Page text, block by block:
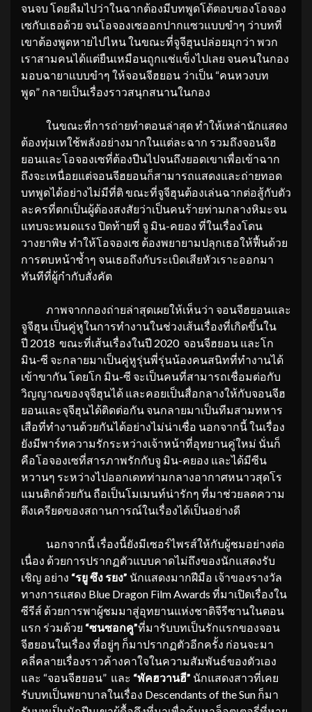
จนจบ โดยลืมไปว่าในฉากต้องมีบทพูดโต้ตอบของโอจอง
เซกับเธอด้วย จนโอจองเซออกปากแซวแบบขำๆ ว่าบทที่
เขาต้องพูดหายไปไหน ในขณะที่จูจีฮุนปล่อยมุกว่า พวก
เราสามคนได้แต่ยืนเหมือนถูกแช่แข็งไปเลย จนคนในกอง
มอบฉายาแบบขำๆ ให้จอนจีฮยอน ว่าเป็น “คนหวงบท
พูด” กลายเป็นเรื่องราวสนุกสนานในกอง
ในขณะที่การถ่ายทำตอนล่าสุด ทำให้เหล่านักแสดง
ต้องทุ่มเทใช้พลังอย่างมากในแต่ละฉาก รวมถึงจอนจีฮ
ยอนและโอจองเซที่ต้องปีนไปจนถึงยอดเขาเพื่อเข้าฉาก
ถึงจะเหนื่อยแต่จอนจีฮยอนก็สามารถแสดงและถ่ายทอด
บทพูดได้อย่างไม่มีที่ติ ขณะที่จูจีฮุนต้องเล่นฉากต่อสู้กับตัว
ละครที่ตกเป็นผู้ต้องสงสัยว่าเป็นคนร้ายท่ามกลางหิมะจน
แทบจะหมดแรง ปิดท้ายที่ จู มิน-คยอง ที่ในเรื่องโดน
วางยาพิษ ทำให้โอจองเซ ต้องพยายามปลุกเธอให้ฟื้นด้วย
การตบหน้าซ้ำๆ จนเธอถึงกับระเบิดเสียหัวเราะออกมา
ทันทีที่ผู้กำกับสั่งคัต
ภาพจากกองถ่ายล่าสุดเผยให้เห็นว่า จอนจีฮยอนและ
จูจีฮุน เป็นคู่หูในการทำงานในช่วงเส้นเรื่องที่เกิดขึ้นใน
ปี 2018 ขณะที่เส้นเรื่องในปี 2020 จอนจีฮยอน และโก
มิน-ซี จะกลายมาเป็นคู่หูรุ่นพี่รุ่นน้องคนสนิทที่ทำงานได้
เข้าขากัน โดยโก มิน-ซี จะเป็นคนที่สามารถเชื่อมต่อกับ
วิญญาณของจุจีฮุนได้ และคอยเป็นสื่อกลางให้กับจอนจีฮ
ยอนและจุจีฮุนได้ติดต่อกัน จนกลายมาเป็นทีมสามทหาร
เสือที่ทำงานด้วยกันได้อย่างไม่น่าเชื่อ นอกจากนี้ ในเรื่อง
ยังมีพาร์ทความรักระหว่างเจ้าหน้าที่อุทยานคู่ใหม่ นั่นก็
คือโอจองเซที่สารภาพรักกับจู มิน-คยอง และได้มีซีน
หวานๆ ระหว่างไปออกเดทท่ามกลางอากาศหนาวสุดโร
แมนติกด้วยกัน ถือเป็นโมเมนท์น่ารักๆ ที่มาช่วยลดความ
ตึงเครียดของสถานการณ์ในเรื่องได้เป็นอย่างดี
นอกจากนี้ เรื่องนี้ยังมีเซอร์ไพรส์ให้กับผู้ชมอย่างต่อ
เนื่อง ด้วยการปรากฏตัวแบบคาดไม่ถึงของนักแสดงรับ
เชิญ อย่าง “รยู ซึง รยง” นักแสดงมากฝีมือ เจ้าของรางวัล
ทางการแสดง Blue Dragon Film Awards ที่มาเปิดเรื่องใน
ซีรีส์ ด้วยการพาผู้ชมมาสู่อุทยานแห่งชาติจีรีซานในตอน
แรก ร่วมด้วย “ซนซอกคู”ที่มารับบทเป็นรักแรกของจอน
จีฮยอนในเรื่อง ที่อยู่ๆ ก็มาปรากฏตัวอีกครั้ง ก่อนจะมา
คลี่คลายเรื่องราวค้างคาใจในความสัมพันธ์ของตัวเอง
และ “จอนจีฮยอน” และ “พัคฮวานฮี” นักแสดงสาวที่เคย
รับบทเป็นพยาบาลในเรื่อง Descendants of the Sun ก็มา